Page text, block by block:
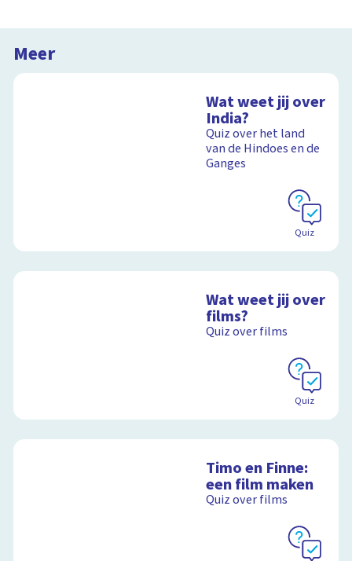
Meer
Wat weet jij over
India?
Quiz over het land
van de Hindoes en de
Ganges
Quiz
Wat weet jij over
films?
Quiz over films
Quiz
Timo en Finne:
een film maken
Quiz over films